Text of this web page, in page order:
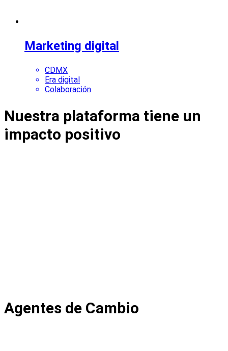
Marketing digital
CDMX
Era digital
Colaboración
Nuestra plataforma tiene un
impacto positivo
Agentes de Cambio